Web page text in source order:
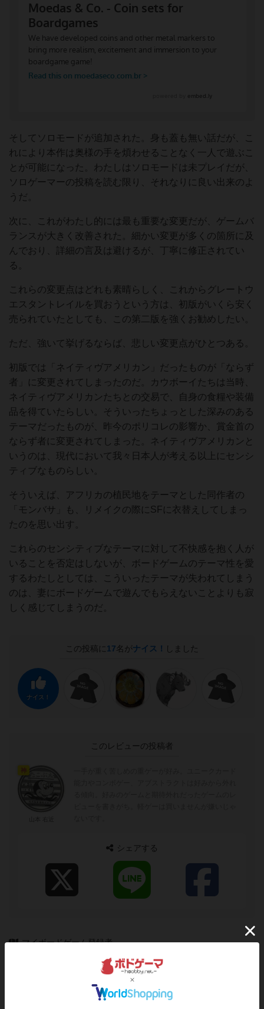
そしてソロモードが追加された。身も蓋も無い話だが、こ
れにより本作は奥様の手を煩わせることなく一人で遊ぶこ
とが可能になった。わたしはソロモードは未プレイだが、
ソロゲーマーの投稿を読む限り、それなりに良い出来のよ
うだ。
次に、これがわたし的には最も重要な変更だが、ゲームバ
ランスが大きく改善された。細かい変更が多くの箇所に及
んでおり、詳細の言及は避けるが、丁寧に修正されてい
る。
これらの変更点はどれも素晴らしく、これからグレートウ
エスタントレイルを買おうという方は、初版がいくら安く
売られていたとしても、この第二版を強くお勧めしたい。
ただ、強いて挙げるならば、悲しい変更点がひとつある。
初版では「ネイティヴアメリカン」だったものが「ならず
者」に変更されてしまったのだ。カウボーイたちは当時、
ネイティヴアメリカンたちとの交易で、自身の食糧や装備
品を得ていたらしい。そういったちょっとした深みのある
テーマだったものが、昨今のポリコレの影響か、賞金首の
ならず者に変更されてしまった。ネイティヴアメリカンと
いうのは、現代において我々日本人が考える以上にセンシ
ティブなものらしい。
そういえば、アフリカの植民地をテーマとした同作者の
「モンバサ」も、リメイクの際にSFに衣替えしてしまっ
たのを思い出す。
これらのセンシティブなテーマに対して不快感を抱く人が
いることを否定はしないが、ボードゲームのテーマ性を愛
するわたしとしては、こういったテーマが失われてしまう
のは、妻にボードゲームで遊んでもらえないことよりも寂
しく感じてしまうのだ。
この投稿に 17名がナイス！ しました
ナイス！
このレビューの投稿者
シェアする
マイボードゲーム登録者
307
経験あり
92
お気に入り